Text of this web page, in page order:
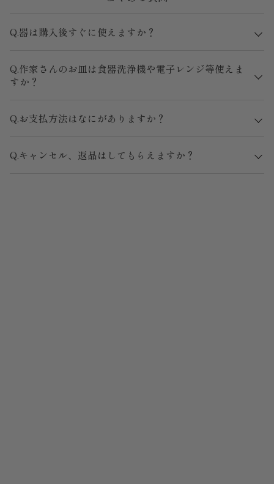
Q.器は購入後すぐに使えますか？
Q.作家さんのお皿は食器洗浄機や電子レンジ等使えま
すか？
Q.お支払方法はなにがありますか？
Q.キャンセル、返品はしてもらえますか？